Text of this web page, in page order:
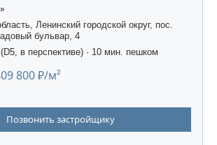
Ленинский городской округ, пос.
бульвар, 4
в перспективе) · 10 мин. пешком
800 ₽/м²
Позвонить застройщику